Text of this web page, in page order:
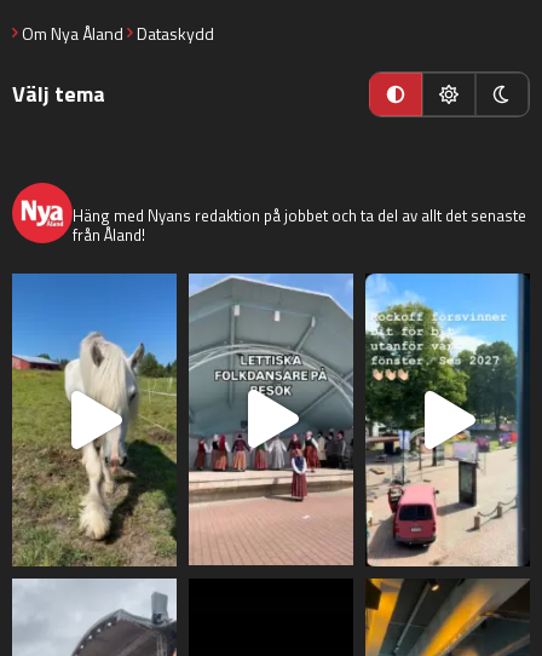
Om Nya Åland Dataskydd
Välj tema
Häng med Nyans redaktion på jobbet och ta del av allt det senaste
från Åland!